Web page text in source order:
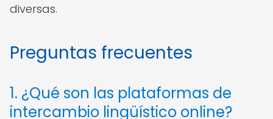
diversas.
Preguntas frecuentes
1. ¿Qué son las plataformas de
intercambio lingüístico online?